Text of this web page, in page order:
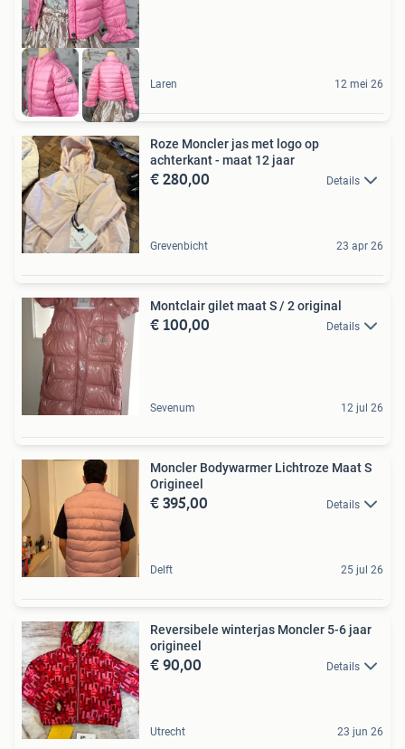
Laren 12 mei 26
Roze Moncler jas met logo op
achterkant - maat 12 jaar
€ 280,00 Details
Grevenbicht 23 apr 26
Montclair gilet maat S / 2 original
€ 100,00 Details
Sevenum 12 jul 26
Moncler Bodywarmer Lichtroze Maat S
Origineel
€ 395,00 Details
Delft 25 jul 26
Reversibele winterjas Moncler 5-6 jaar
origineel
€ 90,00 Details
Utrecht 23 jun 26